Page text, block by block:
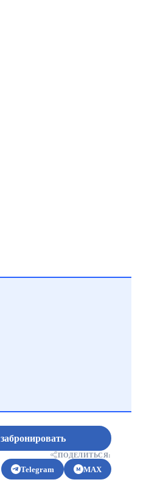
забронировать
ПОДЕЛИТЬСЯ:
Telegram MAX